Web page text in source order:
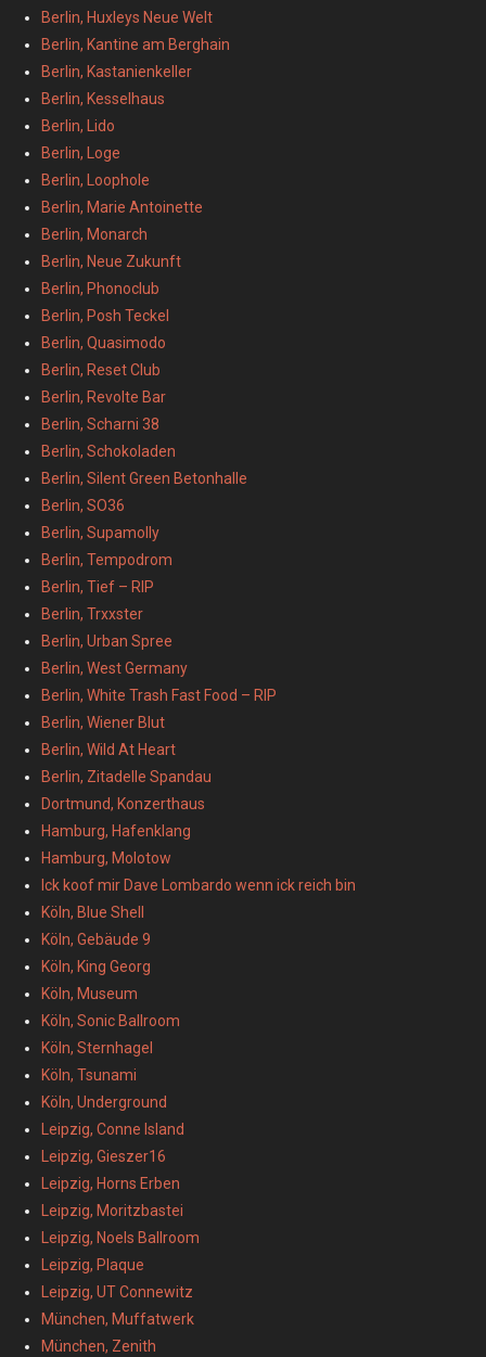
Berlin, Huxleys Neue Welt
Berlin, Kantine am Berghain
Berlin, Kastanienkeller
Berlin, Kesselhaus
Berlin, Lido
Berlin, Loge
Berlin, Loophole
Berlin, Marie Antoinette
Berlin, Monarch
Berlin, Neue Zukunft
Berlin, Phonoclub
Berlin, Posh Teckel
Berlin, Quasimodo
Berlin, Reset Club
Berlin, Revolte Bar
Berlin, Scharni 38
Berlin, Schokoladen
Berlin, Silent Green Betonhalle
Berlin, SO36
Berlin, Supamolly
Berlin, Tempodrom
Berlin, Tief – RIP
Berlin, Trxxster
Berlin, Urban Spree
Berlin, West Germany
Berlin, White Trash Fast Food – RIP
Berlin, Wiener Blut
Berlin, Wild At Heart
Berlin, Zitadelle Spandau
Dortmund, Konzerthaus
Hamburg, Hafenklang
Hamburg, Molotow
Ick koof mir Dave Lombardo wenn ick reich bin
Köln, Blue Shell
Köln, Gebäude 9
Köln, King Georg
Köln, Museum
Köln, Sonic Ballroom
Köln, Sternhagel
Köln, Tsunami
Köln, Underground
Leipzig, Conne Island
Leipzig, Gieszer16
Leipzig, Horns Erben
Leipzig, Moritzbastei
Leipzig, Noels Ballroom
Leipzig, Plaque
Leipzig, UT Connewitz
München, Muffatwerk
München, Zenith